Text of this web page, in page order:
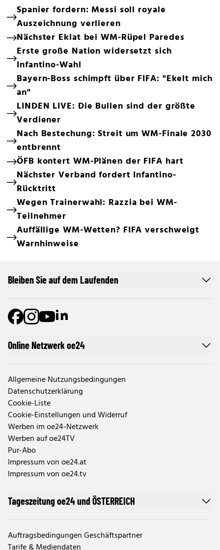
Spanier fordern: Messi soll royale
Auszeichnung verlieren
Nächster Eklat bei WM-Rüpel Paredes
Erste große Nation widersetzt sich
Infantino-Wahl
Bayern-Boss schimpft über FIFA: "Ekelt mich
an"
LINDEN LIVE: Die Bullen sind der größte
Verdiener
Nach Bestechung: Streit um WM-Finale 2030
entbrennt
ÖFB kontert WM-Plänen der FIFA hart
Nächster Verband fordert Infantino-
Rücktritt
Wegen Trainerwahl: Razzia bei WM-
Teilnehmer
Auffällige WM-Wetten? FIFA verschweigt
Warnhinweise
Online Netzwerk oe24
Allgemeine Nutzungsbedingungen
Datenschutzerklärung
Cookie-Liste
Cookie-Einstellungen und Widerruf
Werben im oe24-Netzwerk
Werben auf oe24TV
Pur-Abo
Impressum von oe24.at
Impressum von oe24.tv
Tageszeitung oe24 und ÖSTERREICH
Auftragsbedingungen Geschäftspartner
Bleiben Sie auf dem Laufenden